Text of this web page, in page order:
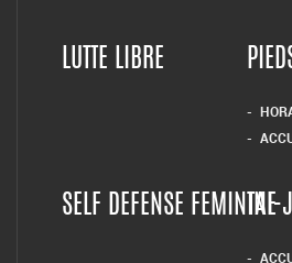
LUTTE LIBRE
SELF DEFENSE FEMININE
TAI-